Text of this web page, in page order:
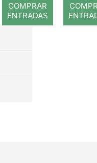
COMPRAR
ENTRADAS